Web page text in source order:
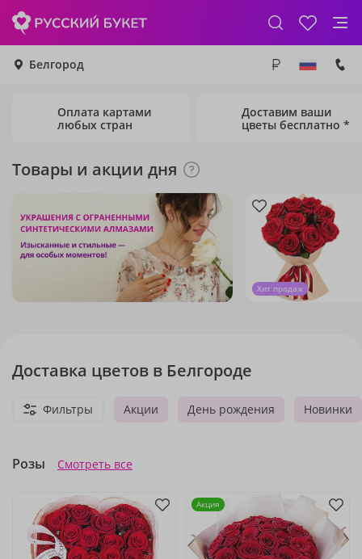
Белгород
Оплата картами
любых стран
Доставим ваши
цветы бесплатно *
Товары и акции дня
Хит продаж
Доставка цветов в Белгороде
Акции День рождения Новинки
Фильтры
Розы Смотреть все
Акция